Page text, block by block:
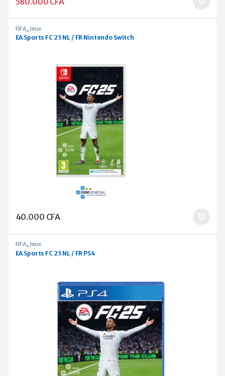
FIFA, Jeux
EA Sports FC 25 NL / FR Nintendo Switch
40.000 CFA
FIFA, Jeux
EA Sports FC 25 NL / FR PS4